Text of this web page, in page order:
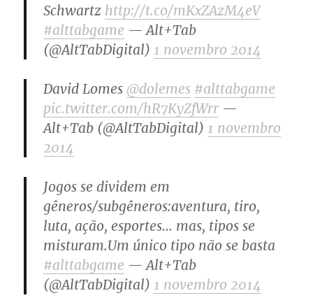
Schwartz http://t.co/mKxZAzM4eV
#alttabgame — Alt+Tab
(@AltTabDigital) 1 novembro 2014
David Lomes @dolemes #alttabgame
pic.twitter.com/hR7KyZfWrr —
Alt+Tab (@AltTabDigital) 1 novembro
2014
Jogos se dividem em
gêneros/subgêneros:aventura, tiro,
luta, ação, esportes… mas, tipos se
misturam.Um único tipo não se basta
#alttabgame — Alt+Tab
(@AltTabDigital) 1 novembro 2014